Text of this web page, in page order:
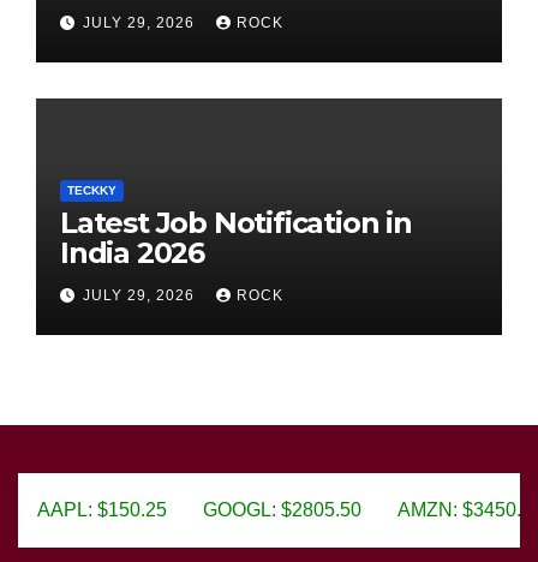
JULY 29, 2026 ROCK
TECKKY
Latest Job Notification in
India 2026
JULY 29, 2026 ROCK
GOOGL: $2805.50 AMZN: $3450.75 MSFT: